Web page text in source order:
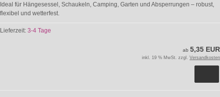
Ideal für Hängesessel, Schaukeln, Camping, Garten und Absperrungen – robust,
flexibel und wetterfest.
Lieferzeit: 3-4 Tage
ab 5,35 EUR
inkl. 19 % MwSt. zzgl. Versandkosten